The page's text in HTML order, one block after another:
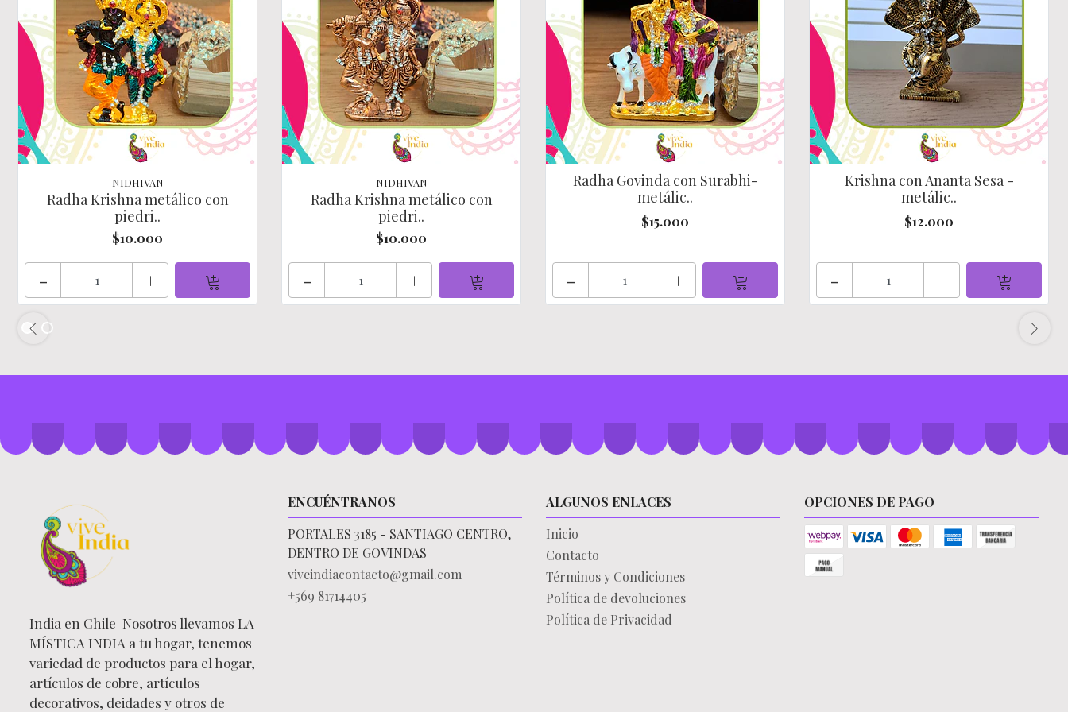
NIDHIVAN
Radha Krishna metálico con
piedri..
$10.000
- +
NIDHIVAN
Radha Krishna metálico con
piedri..
$10.000
- +
Radha Govinda con Surabhi-
metálic..
$15.000
- +
Krishna con Ananta Sesa -
metálic..
$12.000
- +
India en Chile Nosotros llevamos LA
MÍSTICA INDIA a tu hogar, tenemos
variedad de productos para el hogar,
artículos de cobre, artículos
decorativos, deidades y otros de
ENCUÉNTRANOS
PORTALES 3185 - SANTIAGO CENTRO,
DENTRO DE GOVINDAS
viveindiacontacto@gmail.com
+569 81714405
ALGUNOS ENLACES
Inicio
Contacto
Términos y Condiciones
Política de devoluciones
Política de Privacidad
OPCIONES DE PAGO